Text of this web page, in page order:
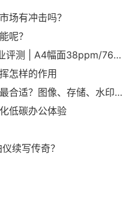
场有冲击吗？
呢？
哲林S3610C高速扫描仪专业评测 | A4幅面38ppm/76ipm稳定馈纸式终端
怎样的作用
哲林高拍仪软件参数怎么调最合适？图像、存储、水印设置一次讲清楚
低碳办公体验
续写传奇？